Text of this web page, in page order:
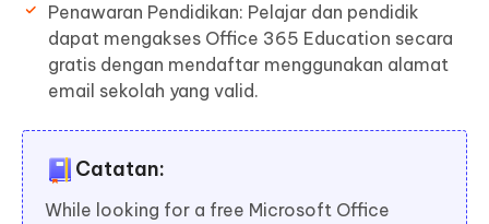
Penawaran Pendidikan: Pelajar dan pendidik
dapat mengakses Office 365 Education secara
gratis dengan mendaftar menggunakan alamat
email sekolah yang valid.
Catatan:
While looking for a free Microsoft Office